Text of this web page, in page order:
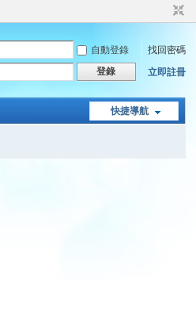
自動登錄
找回密碼
登錄 立即註冊
快捷導航